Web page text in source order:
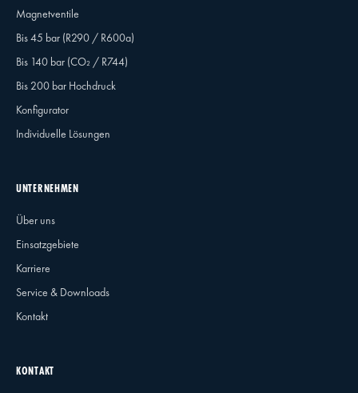
Magnetventile
Bis 45 bar (R290 / R600a)
Bis 140 bar (CO₂ / R744)
Bis 200 bar Hochdruck
Konfigurator
Individuelle Lösungen
UNTERNEHMEN
Über uns
Einsatzgebiete
Karriere
Service & Downloads
Kontakt
KONTAKT